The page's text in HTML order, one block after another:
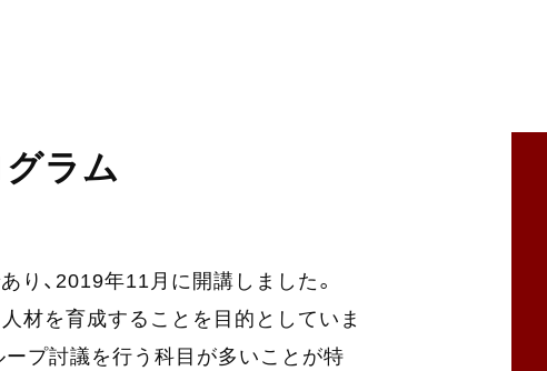
ラム
り、2019年11月に開講しました。
材を育成することを目的としていま
ープ討議を行う科目が多いことが特